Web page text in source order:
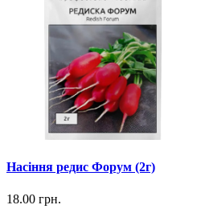
Насіння редис Форум (2г)
18.00 грн.